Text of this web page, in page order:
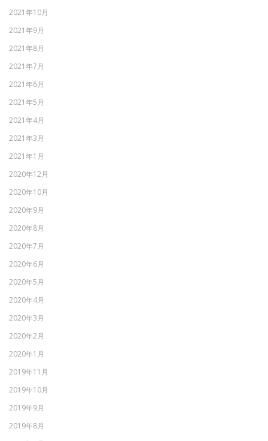
2021年10月
2021年9月
2021年8月
2021年7月
2021年6月
2021年5月
2021年4月
2021年3月
2021年1月
2020年12月
2020年10月
2020年9月
2020年8月
2020年7月
2020年6月
2020年5月
2020年4月
2020年3月
2020年2月
2020年1月
2019年11月
2019年10月
2019年9月
2019年8月